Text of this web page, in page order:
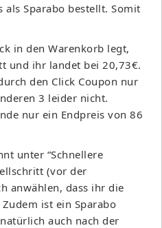
als Sparabo bestellt. Somit
in den Warenkorb legt,
und ihr landet bei 20,73€.
den Click Coupon nur
3 leider nicht.
nur ein Endpreis von 86
unter “Schnellere
(vor der
anwählen, dass ihr die
ist ein Sparabo
auch nach der